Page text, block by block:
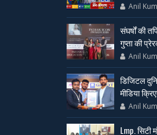
Anil
संघर्षों की
गुप्ता की
Anil
डिजिटल
मीडिया
Anil
Lmp. सिटी